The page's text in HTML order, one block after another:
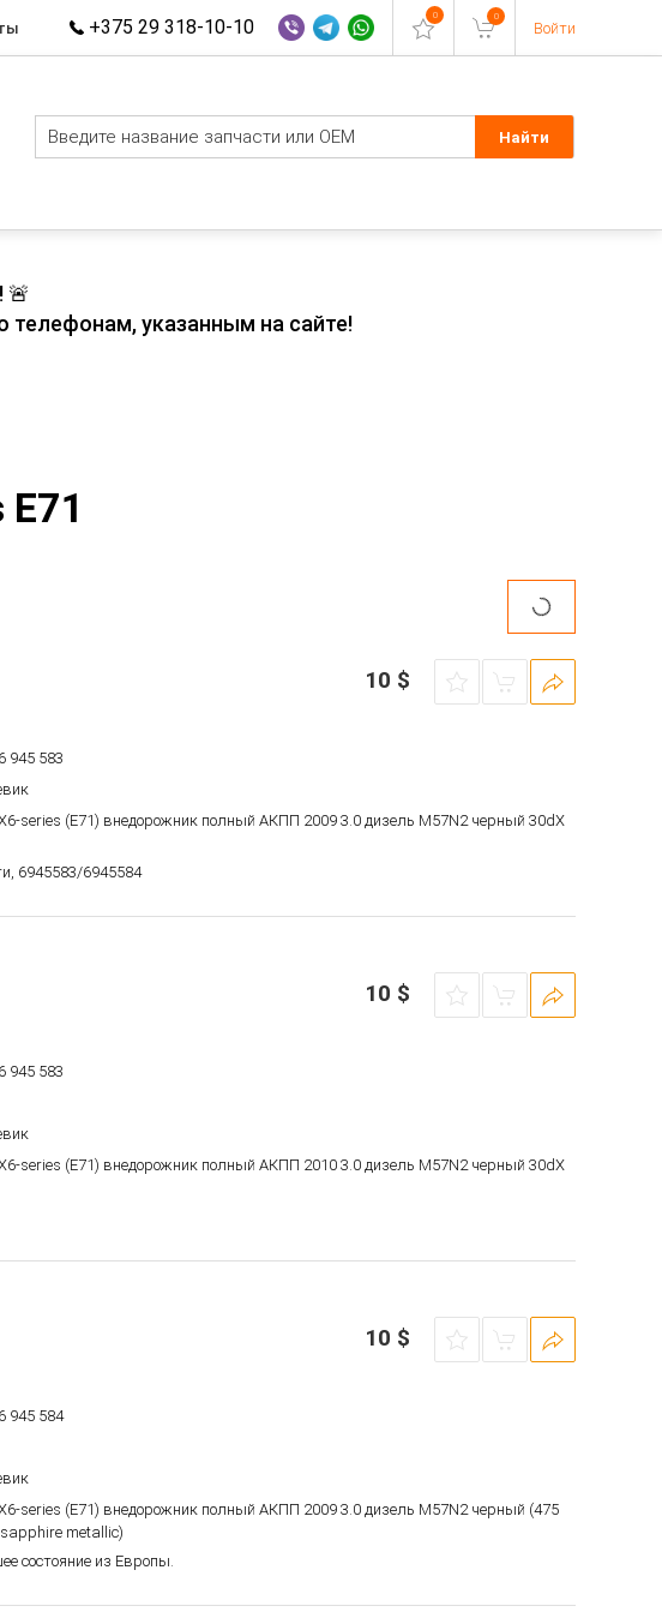
+375 29 318-10-10 0 0
Войти
🚨
указанным на сайте!
10 $
945 583
series (E71) внедорожник полный АКПП 2009 3.0 дизель M57N2 черный 30dX
6945583/6945584
10 $
945 583
series (E71) внедорожник полный АКПП 2010 3.0 дизель M57N2 черный 30dX
10 $
945 584
series (E71) внедорожник полный АКПП 2009 3.0 дизель M57N2 черный (475
metallic)
состояние из Европы.